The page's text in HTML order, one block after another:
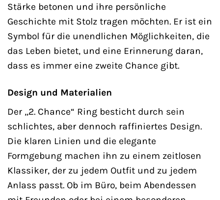
Stärke betonen und ihre persönliche
Geschichte mit Stolz tragen möchten. Er ist ein
Symbol für die unendlichen Möglichkeiten, die
das Leben bietet, und eine Erinnerung daran,
dass es immer eine zweite Chance gibt.
Design und Materialien
Der „2. Chance“ Ring besticht durch sein
schlichtes, aber dennoch raffiniertes Design.
Die klaren Linien und die elegante
Formgebung machen ihn zu einem zeitlosen
Klassiker, der zu jedem Outfit und zu jedem
Anlass passt. Ob im Büro, beim Abendessen